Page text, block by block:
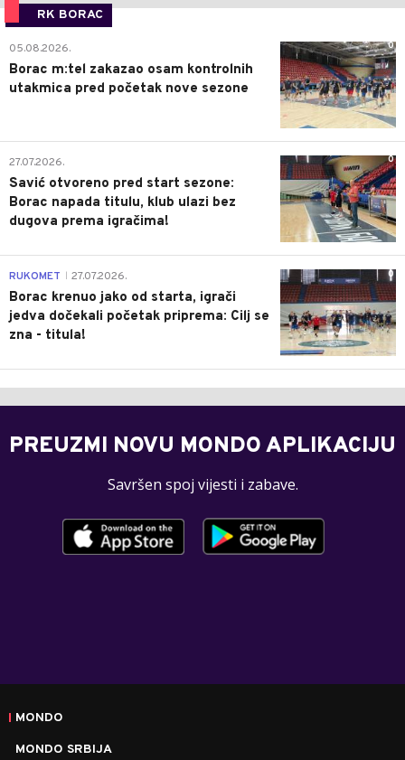
RK BORAC
0
05.08.2026.
Borac m:tel zakazao osam kontrolnih
utakmica pred početak nove sezone
0
27.07.2026.
Savić otvoreno pred start sezone:
Borac napada titulu, klub ulazi bez
dugova prema igračima!
0
RUKOMET 27.07.2026.
Borac krenuo jako od starta, igrači
jedva dočekali početak priprema: Cilj se
zna - titula!
PREUZMI NOVU MONDO APLIKACIJU
Savršen spoj vijesti i zabave.
MONDO
MONDO SRBIJA